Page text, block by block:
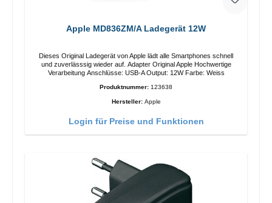
Apple MD836ZM/A Ladegerät 12W
Dieses Original Ladegerät von Apple lädt alle Smartphones schnell
und zuverlässsig wieder auf. Adapter Original Apple Hochwertige
Verarbeitung Anschlüsse: USB-A Output: 12W Farbe: Weiss
Produktnummer: 123638
Hersteller: Apple
Login für Preise und Funktionen